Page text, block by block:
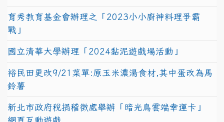
育秀教育基金會辦理之「2023小小廚神料理爭霸
戰」
國立清華大學辦理「2024黏泥遊戲場活動」
裕民田更改9/21菜單:原玉米濃湯食材,其中蛋改為馬
鈴薯
新北市政府稅捐稽徵處舉辦「暗光鳥雲端幸運卡」
網頁互動遊戲